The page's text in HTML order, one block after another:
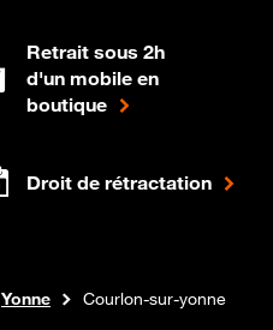
Retrait sous 2h
d'un mobile en
boutique
Droit de rétractation
Yonne Courlon-sur-yonne